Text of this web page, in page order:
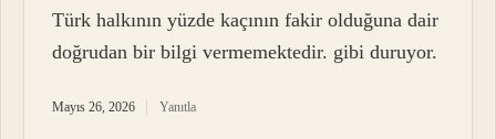
Türk halkının yüzde kaçının fakir olduğuna dair
doğrudan bir bilgi vermemektedir. gibi duruyor.
Mayıs 26, 2026 Yanıtla